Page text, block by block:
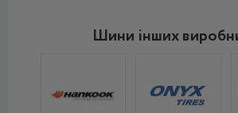
Шини інших